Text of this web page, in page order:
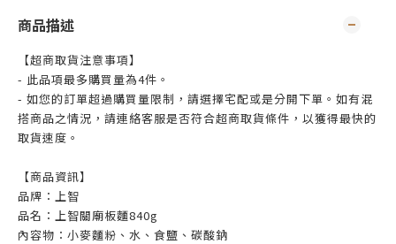
商品描述
【超商取貨注意事項】
- 此品項最多購買量為4件。
- 如您的訂單超過購買量限制，請選擇宅配或是分開下單。如有混
搭商品之情況，請連絡客服是否符合超商取貨條件，以獲得最快的
取貨速度。
【商品資訊】
品牌：上智
品名：上智關廟板麵840g
內容物：小麥麵粉、水、食鹽、碳酸鈉